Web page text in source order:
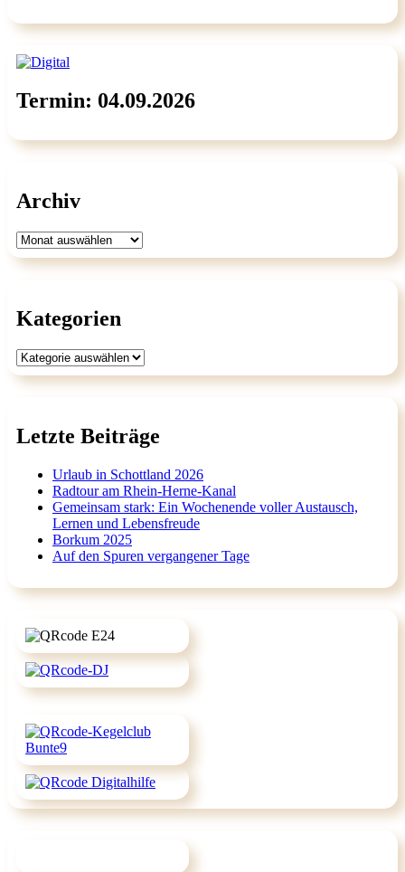
Termin: 04.09.2026
Archiv
Archiv
Kategorien
Kategorien
Letzte Beiträge
Urlaub in Schottland 2026
Radtour am Rhein-Herne-Kanal
Gemeinsam stark: Ein Wochenende voller Austausch,
Lernen und Lebensfreude
Borkum 2025
Auf den Spuren vergangener Tage